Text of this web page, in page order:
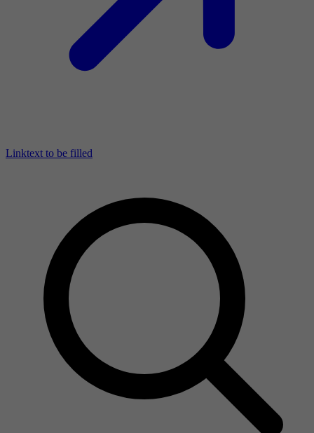
Linktext to be filled